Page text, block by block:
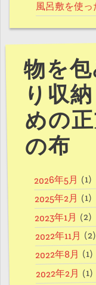
風呂敷を使
物を
り収
めの
の布
2026年5月 (1)
2025年2月 (1)
2023年1月 (2)
2022年11月 (2)
2022年8月 (1)
2022年2月 (1)